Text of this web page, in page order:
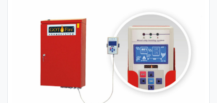
en driftsäker funktion och omsättning av i princip hela volymen